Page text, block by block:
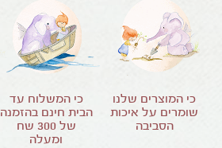
כי המוצרים שלנו
שומרים על איכות
הסביבה
כי המשלוח עד
הבית חינם בהזמנה
של 300 שח
ומעלה